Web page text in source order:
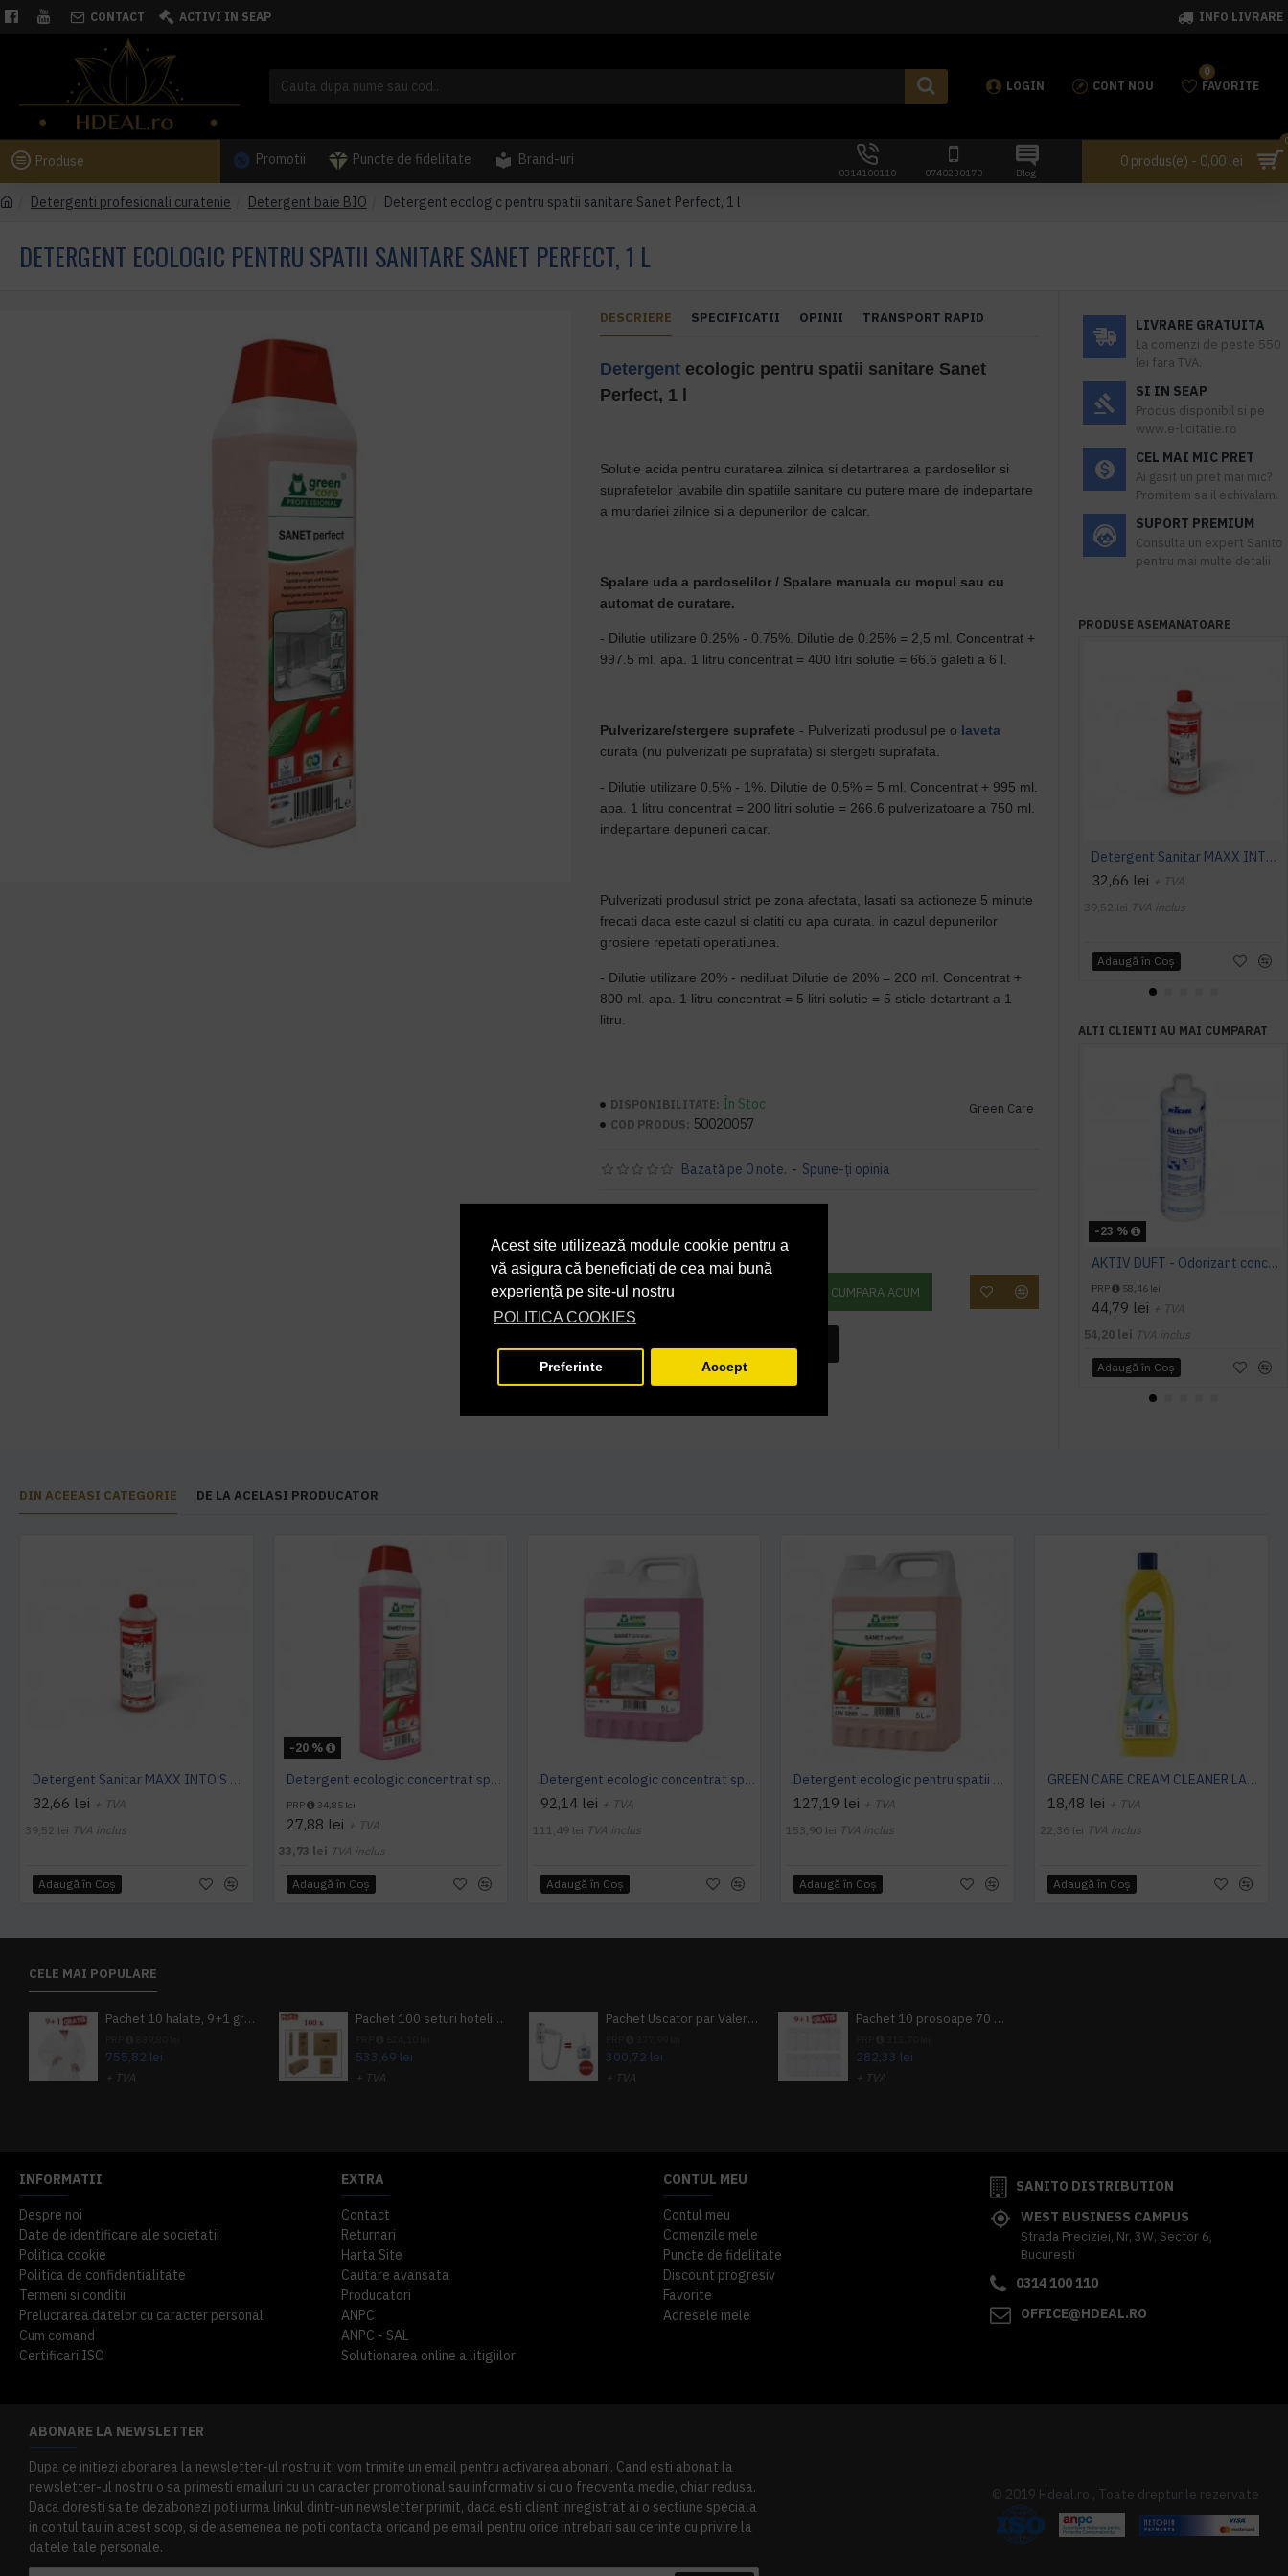
Acest site utilizează module cookie pentru a
vă asigura că beneficiați de cea mai bună
experiență pe site-ul nostru
POLITICA COOKIES
Preferinte Accept
CONTACT ACTIVI IN SEAP INFO LIVRARE
LOGIN CONT NOU FAVORITE
0
Produse Promotii Puncte de fidelitate Brand-uri
0314100110 0740230170 Blog
0 produs(e) - 0,00 lei
Detergenti profesionali curatenie Detergent baie BIO Detergent ecologic pentru spatii sanitare Sanet Perfect, 1 l
DETERGENT ECOLOGIC PENTRU SPATII SANITARE SANET PERFECT, 1 L
DESCRIERE SPECIFICATII OPINII TRANSPORT RAPID
Detergent ecologic pentru spatii sanitare Sanet
Perfect, 1 l
Solutie acida pentru curatarea zilnica si detartrarea a pardoselilor si
suprafetelor lavabile din spatiile sanitare cu putere mare de indepartare
a murdariei zilnice si a depunerilor de calcar.
Spalare uda a pardoselilor / Spalare manuala cu mopul sau cu
automat de curatare.
- Dilutie utilizare 0.25% - 0.75%. Dilutie de 0.25% = 2,5 ml. Concentrat +
997.5 ml. apa. 1 litru concentrat = 400 litri solutie = 66.6 galeti a 6 l.
Pulverizare/stergere suprafete - Pulverizati produsul pe o laveta
curata (nu pulverizati pe suprafata) si stergeti suprafata.
- Dilutie utilizare 0.5% - 1%. Dilutie de 0.5% = 5 ml. Concentrat + 995 ml.
apa. 1 litru concentrat = 200 litri solutie = 266.6 pulverizatoare a 750 ml.
indepartare depuneri calcar.
Pulverizati produsul strict pe zona afectata, lasati sa actioneze 5 minute
frecati daca este cazul si clatiti cu apa curata. in cazul depunerilor
grosiere repetati operatiunea.
- Dilutie utilizare 20% - nediluat Dilutie de 20% = 200 ml. Concentrat +
800 ml. apa. 1 litru concentrat = 5 litri solutie = 5 sticle detartrant a 1
litru.
DISPONIBILITATE: În Stoc
COD PRODUS: 50020057
Green Care
Bazată pe 0 note. - Spune-ţi opinia
29,39 lei
35,56 leiTVA inclus
CUMPARA ACUM
LIVRARE GRATUITA
La comenzi de peste 550
lei fara TVA.
SI IN SEAP
Produs disponibil si pe
www.e-licitatie.ro
CEL MAI MIC PRET
Ai gasit un pret mai mic?
Promitem sa il echivalam.
SUPORT PREMIUM
Consulta un expert Sanito
pentru mai multe detalii
PRODUSE ASEMANATOARE
Detergent Sanitar MAXX INTO S 1L Ecolab
32,66 lei + TVA
39,52 lei TVA inclus
Adaugă în Coş
ALTI CLIENTI AU MAI CUMPARAT
-23 %
AKTIV DUFT - Odorizant concentrat pentru toalete, Kiehl, 1 L
PRP 58,46 lei
44,79 lei + TVA
54,20 lei TVA inclus
Adaugă în Coş
DIN ACEEASI CATEGORIE DE LA ACELASI PRODUCATOR
Detergent Sanitar MAXX INTO S 1L Ecolab
32,66 lei + TVA
39,52 lei TVA inclus
Adaugă în Coş
-20 %
Detergent ecologic concentrat spatii sanitare SANET Zitrotan, 1L
PRP 34,85 lei
27,88 lei + TVA
33,73 lei TVA inclus
Adaugă în Coş
Detergent ecologic concentrat spatii sanitare SANET Zitrotan, 5L
92,14 lei + TVA
111,49 lei TVA inclus
Adaugă în Coş
Detergent ecologic pentru spatii sanitare SANET PERFECT, 5 l
127,19 lei + TVA
153,90 lei TVA inclus
Adaugă în Coş
GREEN CARE CREAM CLEANER LAMAIE 500ML
18,48 lei + TVA
22,36 lei TVA inclus
Adaugă în Coş
CELE MAI POPULARE
Pachet 10 halate, 9+1 gratuit
755,82 lei
+ TVA
Pachet 100 seturi hoteliere, set dentar, set barbierit, casca de dus, pila unghii, set cusut
533,69 lei
+ TVA
Pachet Uscator par Valera Action Super Plus + GRATUIT Sampon si gel de dus Tork
300,72 lei
+ TVA
Pachet 10 prosoape 70 x 140cm 9 + 1 gratuit
282,33 lei
+ TVA
INFORMATII
Despre noi
Date de identificare ale societatii
Politica cookie
Politica de confidentialitate
Termeni si conditii
Prelucrarea datelor cu caracter personal
Cum comand
Certificari ISO
EXTRA
Contact
Returnari
Harta Site
Cautare avansata
Producatori
ANPC
ANPC - SAL
Solutionarea online a litigiilor
CONTUL MEU
Contul meu
Comenzile mele
Puncte de fidelitate
Discount progresiv
Favorite
Adresele mele
SANITO DISTRIBUTION
WEST BUSINESS CAMPUS
Strada Preciziei, Nr, 3W, Sector 6,
Bucuresti
0314 100 110
OFFICE@HDEAL.RO
ABONARE LA NEWSLETTER
Dupa ce initiezi abonarea la newsletter-ul nostru iti vom trimite un email pentru activarea abonarii. Cand esti abonat la
newsletter-ul nostru o sa primesti emailuri cu un caracter promotional sau informativ si cu o frecventa medie, chiar redusa.
Daca doresti sa te dezabonezi poti urma linkul dintr-un newsletter primit, daca esti client inregistrat ai o sectiune speciala
in contul tau in acest scop, si de asemenea ne poti contacta oricand pe email pentru orice intrebari sau cerinte cu privire la
datele tale personale.
© 2019 Hdeal.ro , Toate drepturile rezervate